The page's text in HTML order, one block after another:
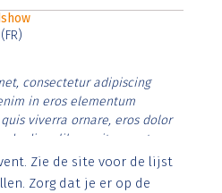
consectetur adipiscing
in eros elementum
viverra ornare, eros dolor
diam libero vitae erat.
cursus id rutrum lorem
risus tristique posuere.
Zie de site voor de lijst
Zorg dat je er op de